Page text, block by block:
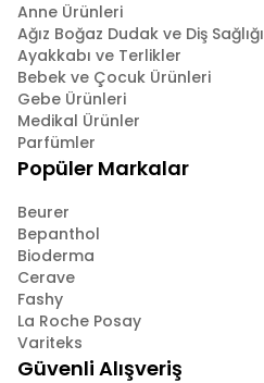
Anne Ürünleri
Ağız Boğaz Dudak ve Diş Sağlığı
Ayakkabı ve Terlikler
Bebek ve Çocuk Ürünleri
Gebe Ürünleri
Medikal Ürünler
Parfümler
Popüler Markalar
Beurer
Bepanthol
Bioderma
Cerave
Fashy
La Roche Posay
Variteks
Güvenli Alışveriş